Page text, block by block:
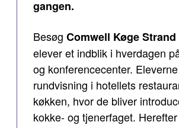
gangen.
Besøg Comwell Køge Strand
elever et indblik i hverdagen
og konferencecenter.
rundvisning i hotellets
køkken, hvor de bliver
kokke- og tjenerfaget.